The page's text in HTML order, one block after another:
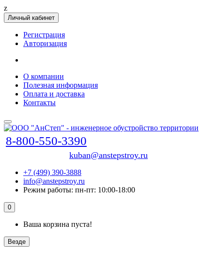
z
Личный кабинет
Регистрация
Авторизация
О компании
Полезная информация
Оплата и доставка
Контакты
8-800-550-3390
kuban@anstepstroy.ru
+7 (499) 390-3888
info@anstepstroy.ru
Режим работы: пн-пт: 10:00-18:00
0
Ваша корзина пуста!
Везде